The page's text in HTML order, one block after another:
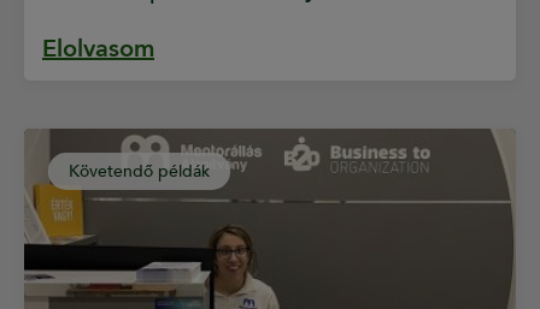
Elolvasom
Követendő példák